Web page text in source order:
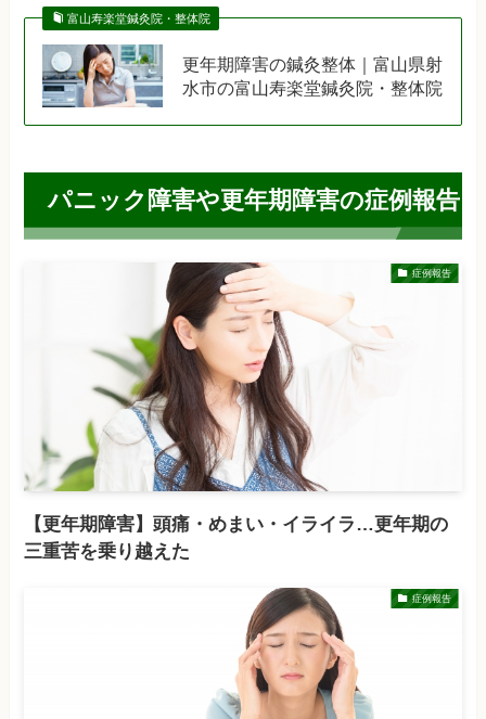
富山寿楽堂鍼灸院・整体院
更年期障害の鍼灸整体｜富山県射
水市の富山寿楽堂鍼灸院・整体院
パニック障害や更年期障害の症例報告
症例報告
【更年期障害】頭痛・めまい・イライラ…更年期の
三重苦を乗り越えた
症例報告